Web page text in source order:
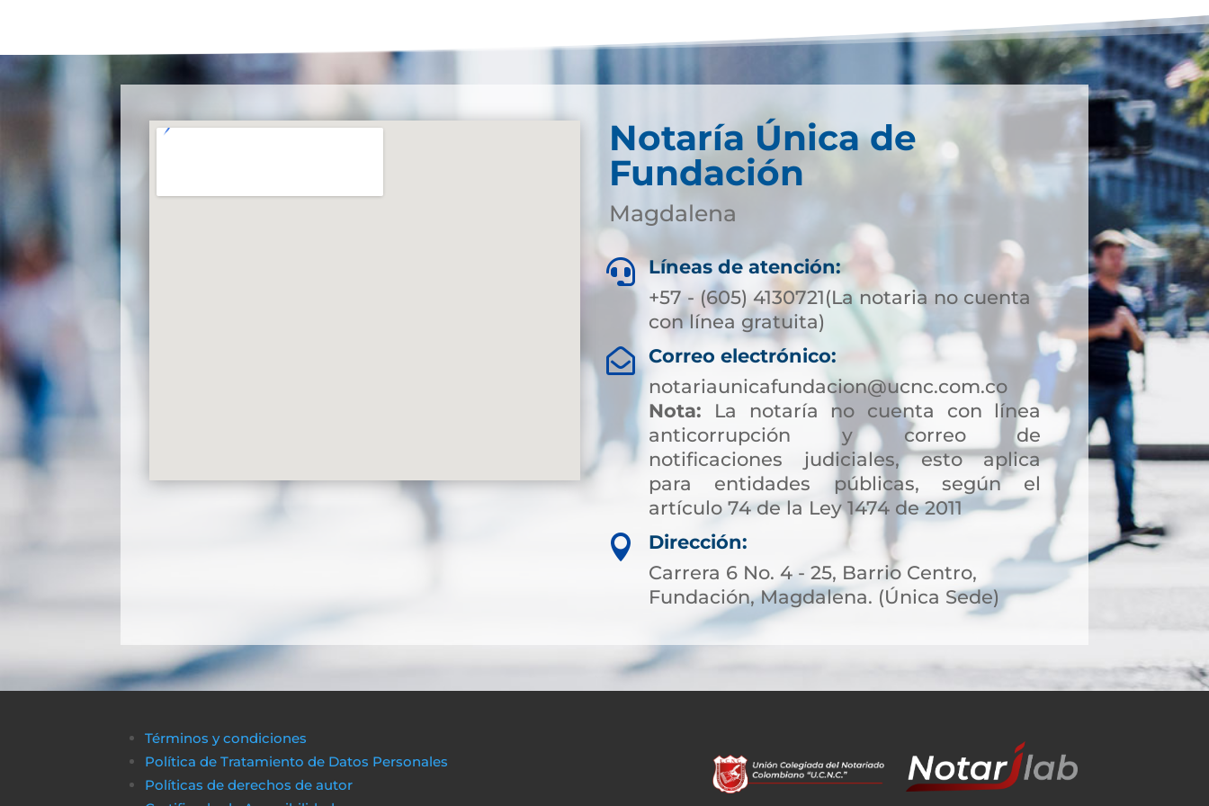
Notaría Única de
Fundación
Magdalena
 Líneas de atención:
+57 - (605) 4130721(La notaria no cuenta
con línea gratuita)

Correo electrónico:
notariaunicafundacion@ucnc.com.co
Nota: La notaría no cuenta con línea
anticorrupción y correo de
notificaciones judiciales, esto aplica
para entidades públicas, según el
artículo 74 de la Ley 1474 de 2011

Dirección:
Carrera 6 No. 4 - 25, Barrio Centro,
Fundación, Magdalena. (Única Sede)
Términos y condiciones
Política de Tratamiento de Datos Personales
Políticas de derechos de autor